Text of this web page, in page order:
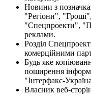
Новини з
"Регіони",
"Спецпроекти",
реклами.
Розділ
комерційними
Будь яке
поширення
"Інтерфакс-
Власник веб-